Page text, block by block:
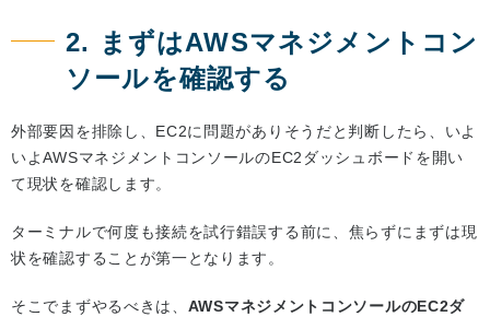
2. まずはAWSマネジメントコン
ソールを確認する
外部要因を排除し、EC2に問題がありそうだと判断したら、いよ
いよAWSマネジメントコンソールのEC2ダッシュボードを開い
て現状を確認します。
ターミナルで何度も接続を試行錯誤する前に、焦らずにまずは現
状を確認することが第一となります。
そこでまずやるべきは、 AWSマネジメントコンソールのEC2ダ